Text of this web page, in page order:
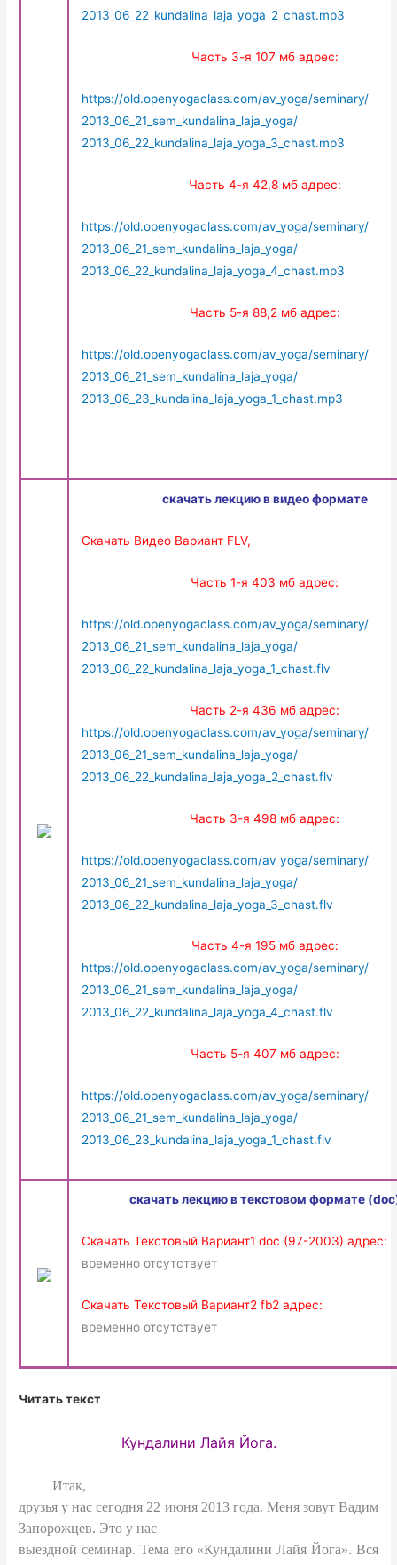
2013_06_22_kundalina_laja_yoga_2_chast.mp3
Часть 3-я 107 мб адрес:
https://old.openyogaclass.com/av_yoga/seminary/
2013_06_21_sem_kundalina_laja_yoga/
2013_06_22_kundalina_laja_yoga_3_chast.mp3
Часть 4-я 42,8 мб адрес:
https://old.openyogaclass.com/av_yoga/seminary/
2013_06_21_sem_kundalina_laja_yoga/
2013_06_22_kundalina_laja_yoga_4_chast.mp3
Часть 5-я 88,2 мб адрес:
https://old.openyogaclass.com/av_yoga/seminary/
2013_06_21_sem_kundalina_laja_yoga/
2013_06_23_kundalina_laja_yoga_1_chast.mp3
скачать лекцию в видео формате
Скачать Видео Вариант FLV,
Часть 1-я 403 мб адрес:
https://old.openyogaclass.com/av_yoga/seminary/
2013_06_21_sem_kundalina_laja_yoga/
2013_06_22_kundalina_laja_yoga_1_chast.flv
Часть 2-я 436 мб адрес:
https://old.openyogaclass.com/av_yoga/seminary/
2013_06_21_sem_kundalina_laja_yoga/
2013_06_22_kundalina_laja_yoga_2_chast.flv
Часть 3-я 498 мб адрес:
https://old.openyogaclass.com/av_yoga/seminary/
2013_06_21_sem_kundalina_laja_yoga/
2013_06_22_kundalina_laja_yoga_3_chast.flv
Часть 4-я 195 мб адрес:
https://old.openyogaclass.com/av_yoga/seminary/
2013_06_21_sem_kundalina_laja_yoga/
2013_06_22_kundalina_laja_yoga_4_chast.flv
Часть 5-я 407 мб адрес:
https://old.openyogaclass.com/av_yoga/seminary/
2013_06_21_sem_kundalina_laja_yoga/
2013_06_23_kundalina_laja_yoga_1_chast.flv
скачать лекцию в текстовом формате
Скачать Текстовый Вариант1 doc (97-2003) адрес:
временно отсутствует
Скачать Текстовый Вариант2 fb2 адрес:
временно отсутствует
Читать текст
Кундалини Лайя Йога.
Итак,
друзья у нас сегодня 22 июня 2013 года. Меня зовут Вадим
Запорожцев. Это у нас
выездной семинар. Тема его «Кундалини Лайя Йога». Вся